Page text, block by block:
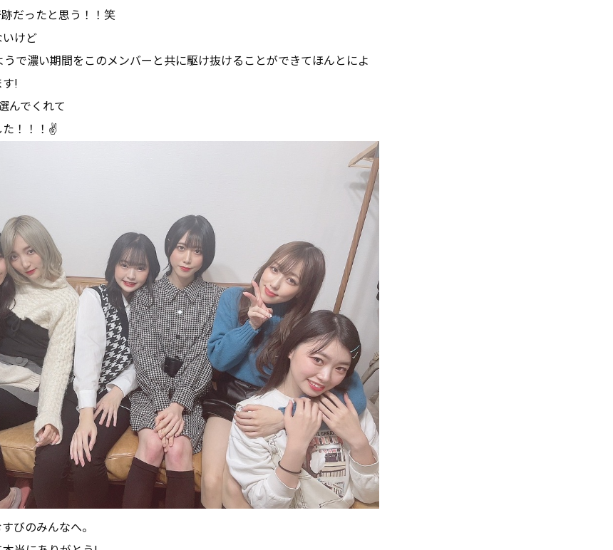
だったと思う！！笑
いけど
で濃い期間をこのメンバーと共に駆け抜けることができてほんとによ
す!
んでくれて
た！！！✌
びのみんなへ。